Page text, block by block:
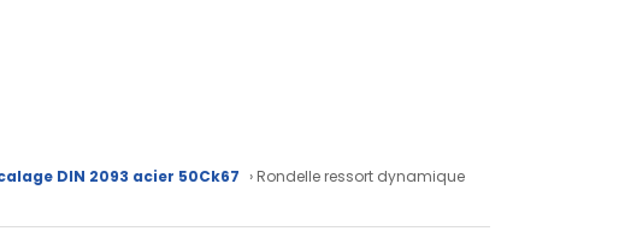
DIN 2093 acier 50Ck67 › Rondelle ressort dynamique